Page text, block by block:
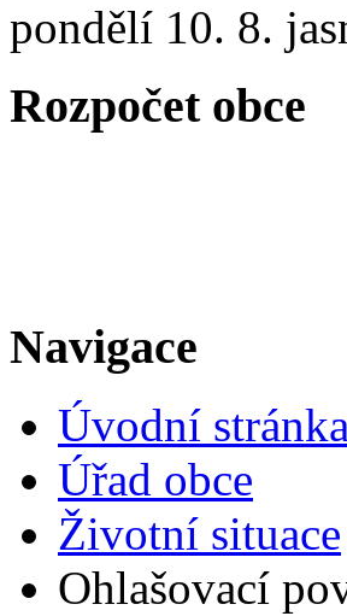
pondělí 10. 8.
Rozpočet obce
Navigace
Úvodní stránka
Úřad obce
Životní situace
Ohlašovací